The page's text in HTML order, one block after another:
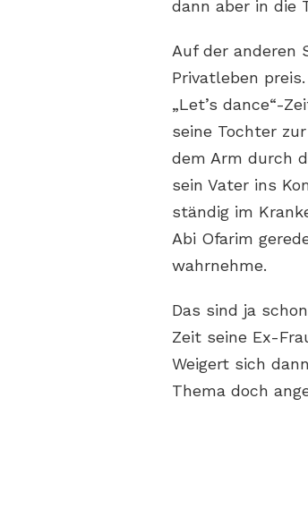
dann aber in die
Auf der anderen
Privatleben
„Let’s dance“-
seine Tochter
dem Arm durch
sein Vater ins
ständig im
Abi Ofarim
wahrnehme.
Das sind ja
Zeit seine Ex-
Weigert sich
Thema doch